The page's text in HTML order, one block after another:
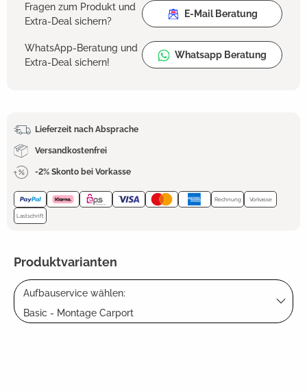
Fragen zum Produkt und
Extra-Deal sichern?
E-Mail Beratung
WhatsApp-Beratung und
Extra-Deal sichern!
Whatsapp Beratung
Lieferzeit nach Absprache
Versandkostenfrei
-2% Skonto bei Vorkasse
Rechnung Vorkasse
Lastschrift
Produktvarianten
Aufbauservice wählen:
Basic - Montage Carport